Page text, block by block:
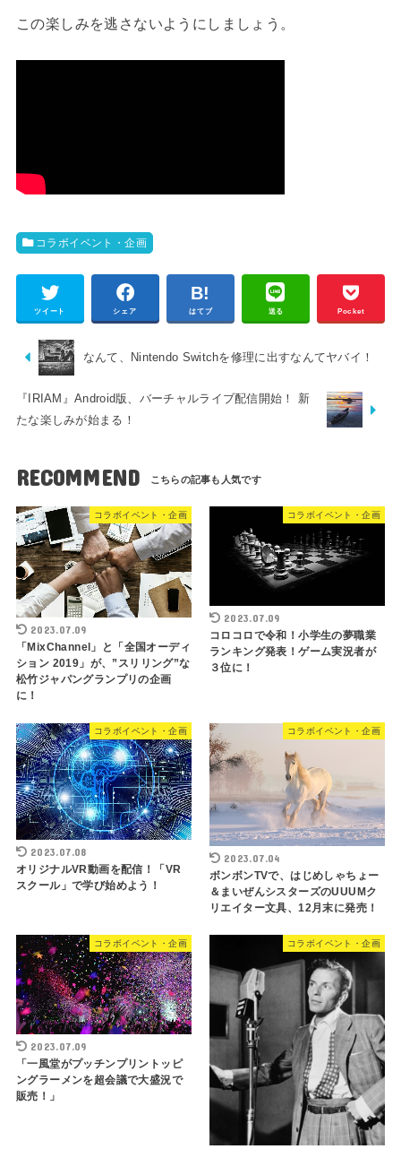
この楽しみを逃さないようにしましょう。
コラボイベント・企画
ツイート シェア はてブ 送る Pocket
なんて、Nintendo Switchを修理に出すなんてヤバイ！
『IRIAM』Android版、バーチャルライブ配信開始！ 新
たな楽しみが始まる！
RECOMMEND
コラボイベント・企画
2023.07.09
「MixChannel」と「全国オーディ
ション 2019」が、”スリリング”な
松竹ジャパングランプリの企画
に！
コラボイベント・企画
2023.07.09
コロコロで令和！小学生の夢職業
ランキング発表！ゲーム実況者が
３位に！
コラボイベント・企画
2023.07.08
オリジナルVR動画を配信！「VR
スクール」で学び始めよう！
コラボイベント・企画
2023.07.04
ボンボンTVで、はじめしゃちょー
＆まいぜんシスターズのUUUMク
リエイター文具、12月末に発売！
コラボイベント・企画
2023.07.09
「一風堂がプッチンプリントッピ
ングラーメンを超会議で大盛況で
販売！」
コラボイベント・企画